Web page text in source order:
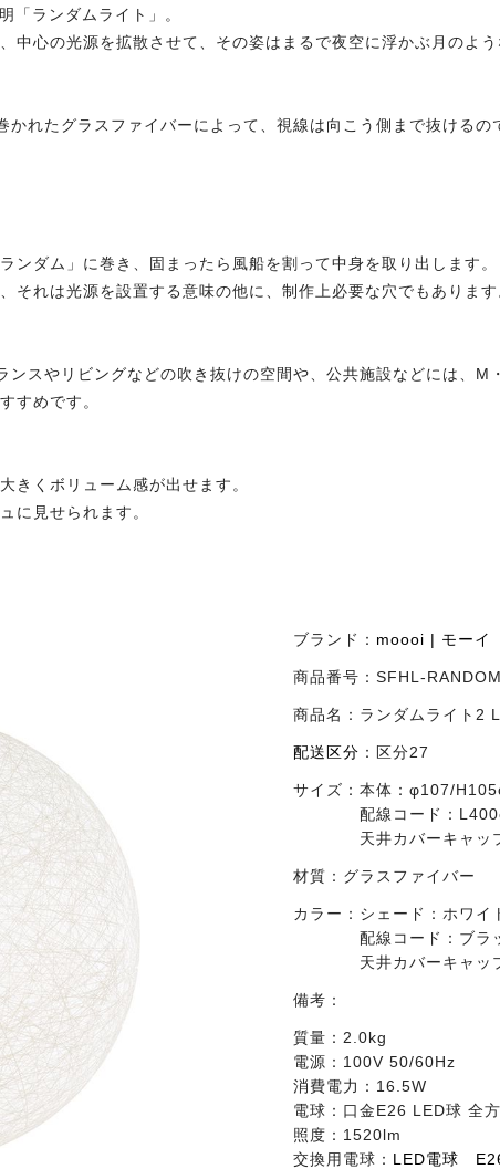
「ランダムライト」。
中心の光源を拡散させて、その姿はまるで夜空に浮かぶ月のよう
れたグラスファイバーによって、視線は向こう側まで抜ける
ンダム」に巻き、固まったら風船を割って中身を取り出します。
れは光源を設置する意味の他に、制作上必要な穴でもあります
スやリビングなどの吹き抜けの空間や、公共施設などには、M
すめです。
きくボリューム感が出せます。
に見せられます。
ブランド： moooi | モーイ
商品番号： SFHL-
商品名： ランダムライト2 L
配送区分 ： 区分27
サイズ： 本体：φ107/
配線コード：
天井カバーキャ
材質： グラスファイバー
カラー： シェード：ホワイ
配線コード：ブラ
天井カバーキャッ
備考：
質量：2.0kg
電源：100V 50/60Hz
消費電力：16.5W
電球：口金E26 LED球 全
照度：1520lm
交換用電球： LED電球